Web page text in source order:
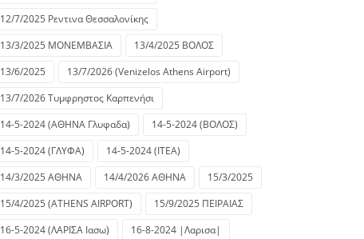
12/7/2025 Ρεντινα Θεσσαλονίκης
13/3/2025 ΜΟΝΕΜΒΑΣΙΑ
13/4/2025 ΒΟΛΟΣ
13/6/2025
13/7/2026 (Venizelos Athens Airport)
13/7/2026 Τυμφρηστος Καρπενήσι
14-5-2024 (ΑΘΗΝΑ Γλυφαδα)
14-5-2024 (ΒΟΛΟΣ)
14-5-2024 (ΓΛΥΦΑ)
14-5-2024 (ΙΤΕΑ)
14/3/2025 ΑΘΗΝΑ
14/4/2026 ΑΘΗΝΑ
15/3/2025
15/4/2025 (ATHENS AIRPORT)
15/9/2025 ΠΕΙΡΑΙΑΣ
16-5-2024 (ΛΑΡΙΣΑ Ιασω)
16-8-2024 |Λαρισα|